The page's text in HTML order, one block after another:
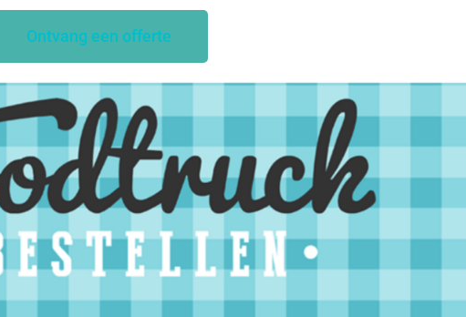
Ontvang een offerte